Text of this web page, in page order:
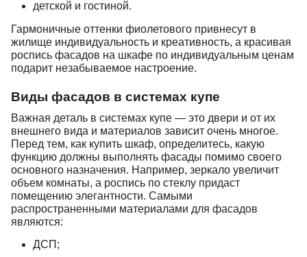
детской и гостиной.
Гармоничные оттенки фиолетового привнесут в
жилище индивидуальность и креативность, а красивая
роспись фасадов на шкафе по индивидуальным ценам
подарит незабываемое настроение.
Виды фасадов в системах купе
Важная деталь в системах купе — это двери и от их
внешнего вида и материалов зависит очень многое.
Перед тем, как купить шкаф, определитесь, какую
функцию должны выполнять фасады помимо своего
основного назначения. Например, зеркало увеличит
объем комнаты, а роспись по стеклу придаст
помещению элегантности. Самыми
распространенными материалами для фасадов
являются:
ДСП;